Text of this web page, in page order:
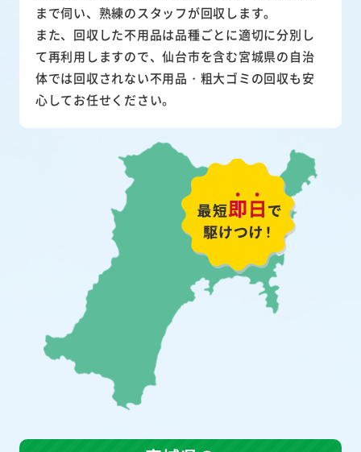
まで伺い、熟練のスタッフが回収します。
また、 回収した不用品は品種ごとに適切に分別し
て再利用 しますので、仙台市を含む宮城県の自治
体では回収されない不用品・粗大ゴミの回収も安
心してお任せください。